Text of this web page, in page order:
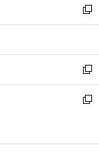
で
開
ド
ウ
開
く
ィ
ン
ウ
で
開
く
い
ウ
ン
ド
ウ
で
新
し
ウ
ィ
ン
ド
開
新
し
い
ン
新
ウ